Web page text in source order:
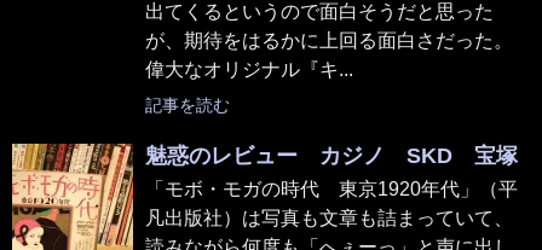
出てくるというので面白そうだと思った
が、期待をはるかに上回る面白さだった。
偉大なオリジナル『キ...
記事を読む
魅惑のレビュー カジノ SKD 宝塚
「モボ・モガの時代 東京1920年代」（平
凡出版社）は写真も文章も詰まっていて、